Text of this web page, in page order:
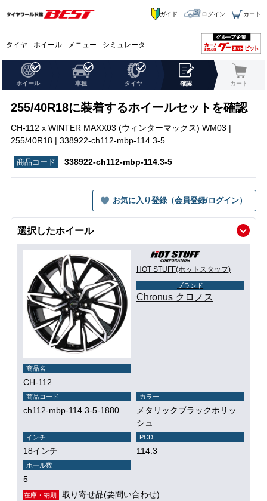
タイヤ ホイール メニュー シミュレータ
ガイド ログイン カート
ホイール 車種 タイヤ 確認 カート
255/40R18に装着するホイールセットを確認
CH-112 x WINTER MAXX03 (ウィンターマックス) WM03 |
255/40R18 | 338922-ch112-mbp-114.3-5
338922-ch112-mbp-114.3-5
お気に入り登録（会員登録/ログイン）
選択したホイール
HOT STUFF(ホットスタッフ)
ブランド
Chronus クロノス
商品名
CH-112
商品コード
ch112-mbp-114.3-5-1880
カラー
メタリックブラックポリッ
シュ
インチ
18インチ
PCD
114.3
ホール数
5
在庫・納期 取り寄せ品(要問い合わせ)